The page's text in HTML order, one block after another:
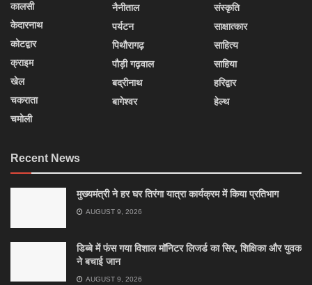
कालसी
केदारनाथ
कोटद्वार
क्राइम
खेल
चकराता
चमोली
नैनीताल
पर्यटन
पिथौरागढ़
पौड़ी गढ़वाल
बद्रीनाथ
बागेश्वर
संस्कृति
साक्षात्कार
साहित्य
साहिया
हरिद्वार
हेल्थ
Recent News
मुख्यमंत्री ने हर घर तिरंगा यात्रा कार्यक्रम में किया प्रतिभाग
AUGUST 9, 2026
डिब्बे में फंस गया विशाल मॉनिटर लिजर्ड का सिर, शिक्षिका और युवक
ने बचाई जान
AUGUST 9, 2026